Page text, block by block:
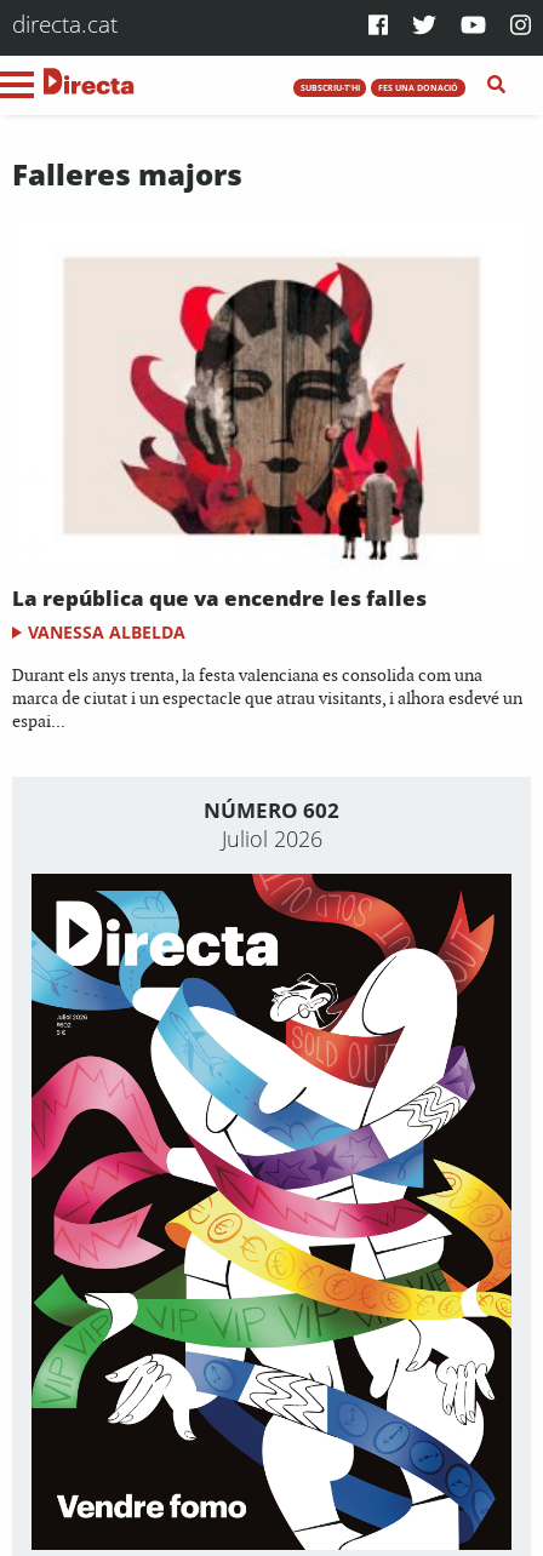
directa.cat
SUBSCRIU-T'HI FES UNA DONACIÓ
Falleres majors
La república que va encendre les falles
VANESSA ALBELDA
Durant els anys trenta, la festa valenciana es consolida com una
marca de ciutat i un espectacle que atrau visitants, i alhora esdevé un
espai...
NÚMERO 602
Juliol 2026